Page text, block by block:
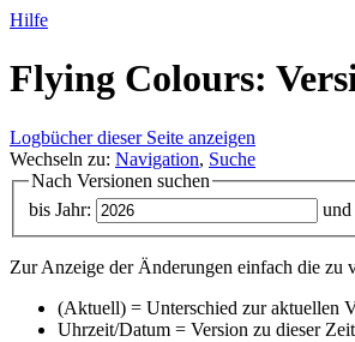
Hilfe
Flying Colours:
Logbücher dieser Seite anzeigen
Wechseln zu: Navigation, Suche
Nach Versionen suchen
bis Jahr:
Zur Anzeige der Änderungen einfach die zu
(Aktuell) = Unterschied zur aktuellen
Uhrzeit/Datum = Version zu dieser